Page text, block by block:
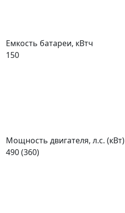
Емкость батареи, кВтч
150
Мощность двигателя, л.с. (кВт)
490 (360)